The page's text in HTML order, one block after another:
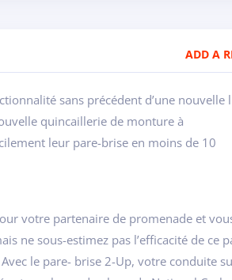
ADD A
sans précédent d’une nouvelle
quincaillerie de monture à
leur pare-brise en moins de 10
votre partenaire de promenade et
ne sous-estimez pas l’efficacité de ce
le pare- brise 2-Up, votre conduite